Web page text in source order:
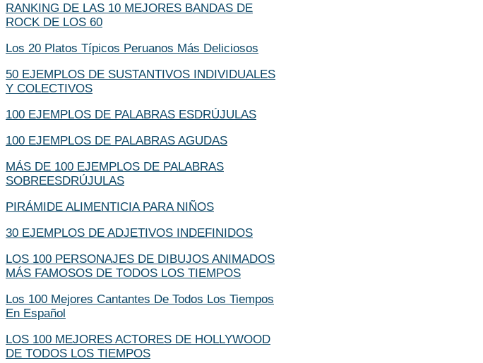
RANKING DE LAS 10 MEJORES BANDAS DE
ROCK DE LOS 60
Los 20 Platos Típicos Peruanos Más Deliciosos
50 EJEMPLOS DE SUSTANTIVOS INDIVIDUALES
Y COLECTIVOS
100 EJEMPLOS DE PALABRAS ESDRÚJULAS
100 EJEMPLOS DE PALABRAS AGUDAS
MÁS DE 100 EJEMPLOS DE PALABRAS
SOBREESDRÚJULAS
PIRÁMIDE ALIMENTICIA PARA NIÑOS
30 EJEMPLOS DE ADJETIVOS INDEFINIDOS
LOS 100 PERSONAJES DE DIBUJOS ANIMADOS
MÁS FAMOSOS DE TODOS LOS TIEMPOS
Los 100 Mejores Cantantes De Todos Los Tiempos
En Español
LOS 100 MEJORES ACTORES DE HOLLYWOOD
DE TODOS LOS TIEMPOS